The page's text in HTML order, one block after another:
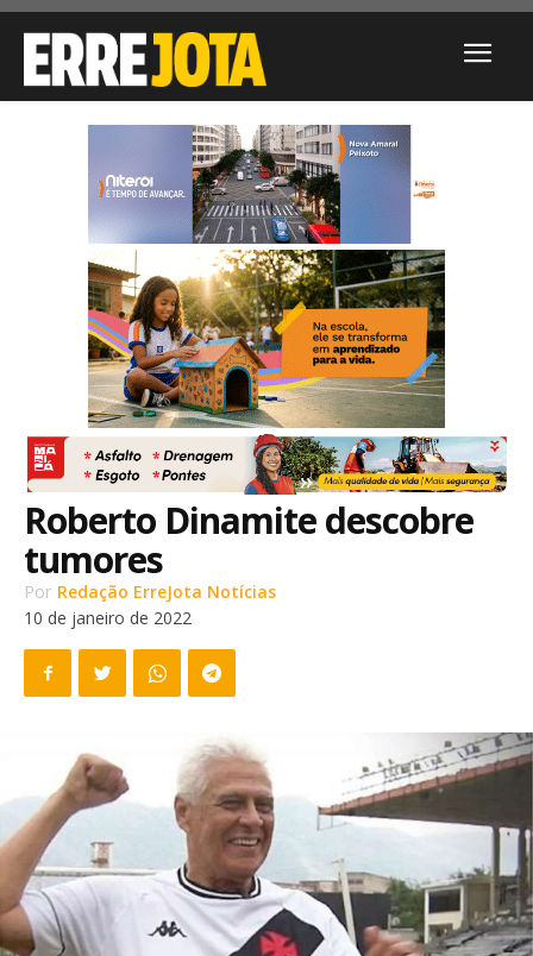
Roberto Dinamite descobre
tumores
Por Redação ErreJota Notícias
10 de janeiro de 2022